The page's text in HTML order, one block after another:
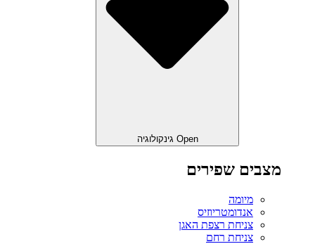
Open גינקולוגיה
מצבים שפירים
מיומה
אנדומטריוזיס
צניחת רצפת האגן
צניחת רחם